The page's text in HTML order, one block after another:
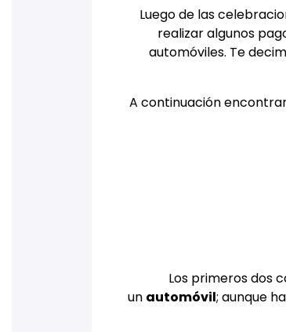
Luego de las
realizar algunos
automóviles. Te
A continuación
Los primeros dos
un automóvil; aunque